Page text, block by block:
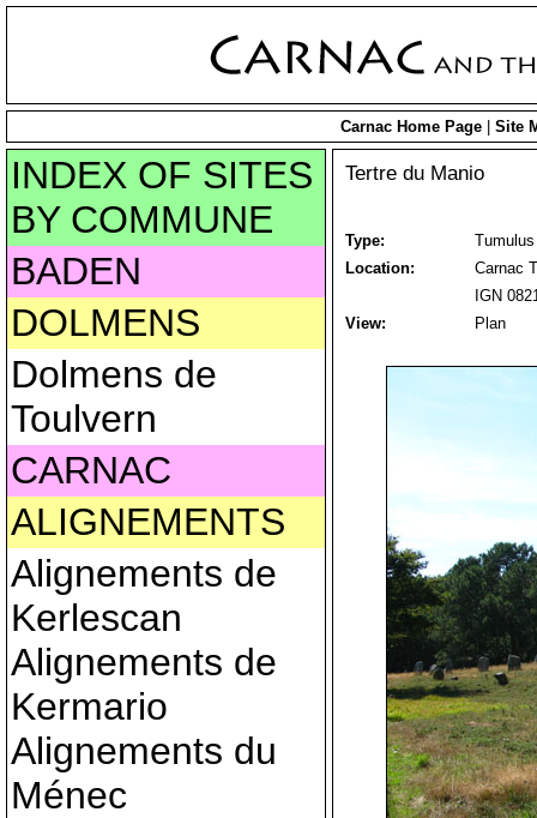
Carnac Home Page| Site
INDEX OF SITES
BY COMMUNE
BADEN
DOLMENS
Dolmens de
Toulvern
CARNAC
ALIGNEMENTS
Alignements de
Kerlescan
Alignements de
Kermario
Alignements du
Ménec
Tertre du Manio
Type:
Tumulus
Location:
Carnac
IGN
View:
Plan